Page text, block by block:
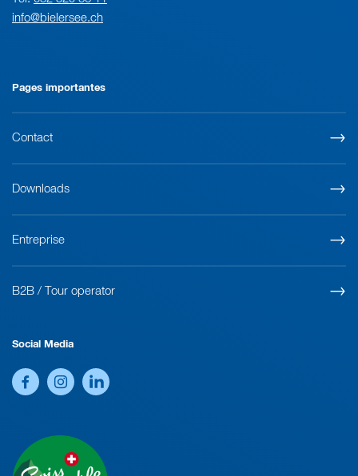
info@bielersee.ch
Pages importantes
Contact
Downloads
Entreprise
B2B / Tour operator
Social Media